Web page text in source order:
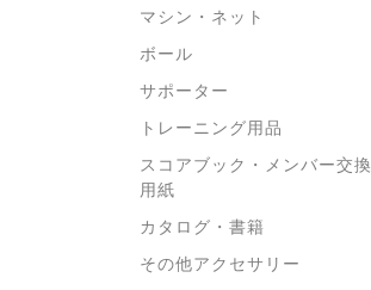
マシン・ネット
ボール
サポーター
トレーニング用品
スコアブック・メンバー交換
用紙
カタログ・書籍
その他アクセサリー